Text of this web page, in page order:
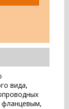
вида,
фланцевым,